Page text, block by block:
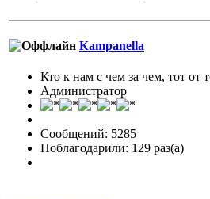
Кampanella
Кто к нам с чем за чем, тот от
Администратор
Сообщений: 5285
Поблагодарили: 129 раз(а)